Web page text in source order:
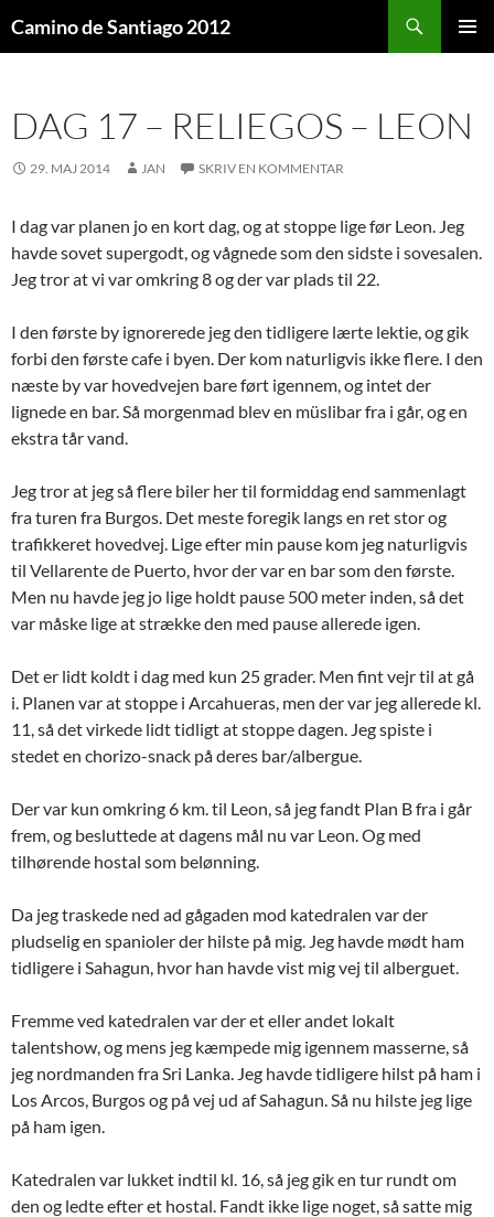
Camino de Santiago 2012
DAG 17 – RELIEGOS – LEON
29. MAJ 2014 JAN SKRIV EN KOMMENTAR
I dag var planen jo en kort dag, og at stoppe lige før Leon. Jeg
havde sovet supergodt, og vågnede som den sidste i sovesalen.
Jeg tror at vi var omkring 8 og der var plads til 22.
I den første by ignorerede jeg den tidligere lærte lektie, og gik
forbi den første cafe i byen. Der kom naturligvis ikke flere. I den
næste by var hovedvejen bare ført igennem, og intet der
lignede en bar. Så morgenmad blev en müslibar fra i går, og en
ekstra tår vand.
Jeg tror at jeg så flere biler her til formiddag end sammenlagt
fra turen fra Burgos. Det meste foregik langs en ret stor og
trafikkeret hovedvej. Lige efter min pause kom jeg naturligvis
til Vellarente de Puerto, hvor der var en bar som den første.
Men nu havde jeg jo lige holdt pause 500 meter inden, så det
var måske lige at strække den med pause allerede igen.
Det er lidt koldt i dag med kun 25 grader. Men fint vejr til at gå
i. Planen var at stoppe i Arcahueras, men der var jeg allerede kl.
11, så det virkede lidt tidligt at stoppe dagen. Jeg spiste i
stedet en chorizo-snack på deres bar/albergue.
Der var kun omkring 6 km. til Leon, så jeg fandt Plan B fra i går
frem, og besluttede at dagens mål nu var Leon. Og med
tilhørende hostal som belønning.
Da jeg traskede ned ad gågaden mod katedralen var der
pludselig en spanioler der hilste på mig. Jeg havde mødt ham
tidligere i Sahagun, hvor han havde vist mig vej til alberguet.
Fremme ved katedralen var der et eller andet lokalt
talentshow, og mens jeg kæmpede mig igennem masserne, så
jeg nordmanden fra Sri Lanka. Jeg havde tidligere hilst på ham i
Los Arcos, Burgos og på vej ud af Sahagun. Så nu hilste jeg lige
på ham igen.
Katedralen var lukket indtil kl. 16, så jeg gik en tur rundt om
den og ledte efter et hostal. Fandt ikke lige noget, så satte mig